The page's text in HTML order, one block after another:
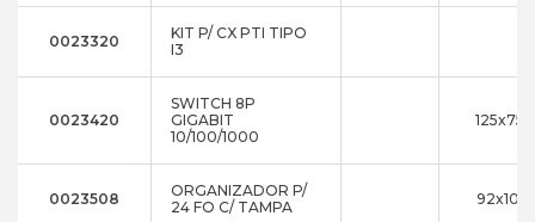
0023320
KIT P/ CX PTI TIPO
I3
0023420
SWITCH 8P
GIGABIT
10/100/1000
0023508
ORGANIZADOR P/
24 FO C/ TAMPA